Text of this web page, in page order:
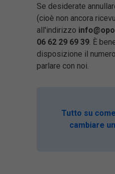
Se desiderate
(cioè non ancora
all'indirizzo
06 62 29 69 39. È
disposizione il
parlare con noi.
Tutto su
cambiare